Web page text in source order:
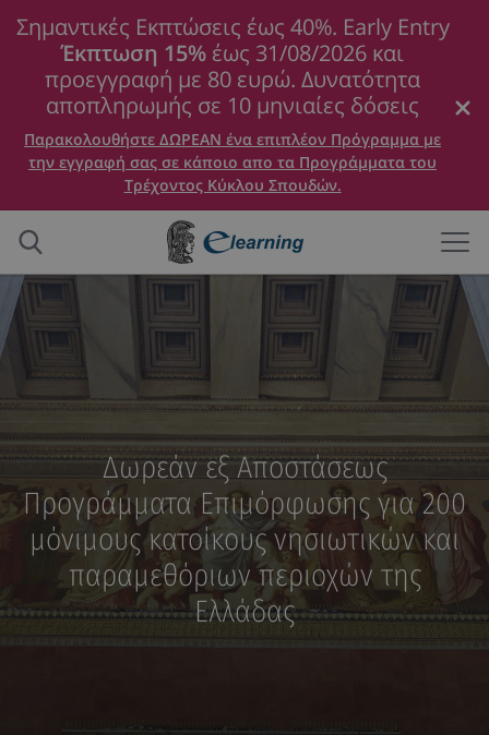
Σημαντικές Εκπτώσεις έως 40%. Early Entry
Έκπτωση 15% έως 31/08/2026 και
προεγγραφή με 80 ευρώ. Δυνατότητα
αποπληρωμής σε 10 μηνιαίες δόσεις
Παρακολουθήστε ΔΩΡΕΑΝ ένα επιπλέον Πρόγραμμα με
την εγγραφή σας σε κάποιο απο τα Προγράμματα του
Τρέχοντος Κύκλου Σπουδών.
Δωρεάν εξ Αποστάσεως
Προγράμματα Επιμόρφωσης για 200
μόνιμους κατοίκους νησιωτικών και
παραμεθόριων περιοχών της
Ελλάδας